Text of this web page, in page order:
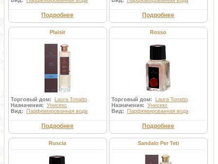
Подробнее Подробнее
Plaisir
Торговый дом: Laura Tonatto
Назначения: Унисекс
Вид: Парфюмированная вода
Подробнее
Rosso
Торговый дом: Laura Tonatto
Назначения: Унисекс
Вид: Парфюмированная вода
Подробнее
Ruscia Sandalo Per Teti